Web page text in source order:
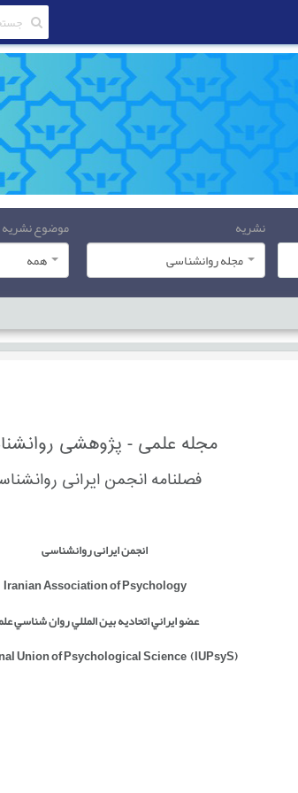
نشریه
مجله روانشناسی
موضوع نشریه
همه
مجله علمی - پژوهشی
فصلنامه انجمن ایرانی
انجمن ایرانی روانشناسی
Iranian Association of Psychology
عضو ايراني اتحاديه بين المللي روان شناسي
Union of Psychological Science(IUPsyS)